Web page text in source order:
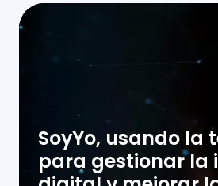
SoyYo,
usando
identidad
SoyYo, usando la
para gestionar la